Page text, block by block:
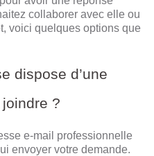
collaborer avec elle ou
voici quelques options que
dispose d’une
?
e-mail professionnelle
envoyer votre demande.